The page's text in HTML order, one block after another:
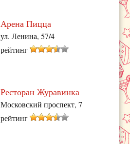
Арена Пицца
ул. Ленина, 57/4
рейтинг
Ресторан Журавинка
Московский проспект, 7
рейтинг